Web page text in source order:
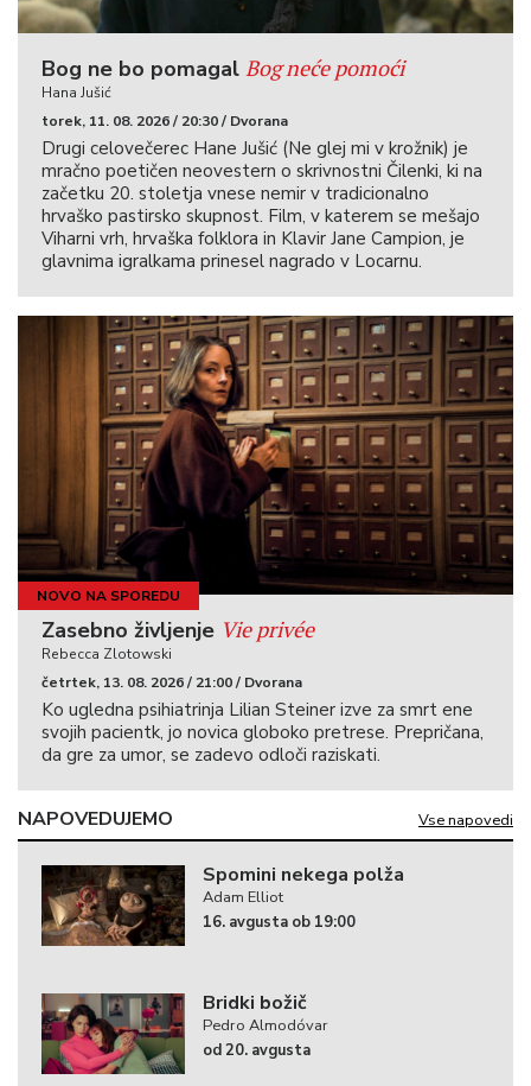
Bog ne bo pomagal Bog neće pomoći
Hana Jušić
torek, 11. 08. 2026 / 20:30 / Dvorana
Drugi celovečerec Hane Jušić (Ne glej mi v krožnik) je
mračno poetičen neovestern o skrivnostni Čilenki, ki na
začetku 20. stoletja vnese nemir v tradicionalno
hrvaško pastirsko skupnost. Film, v katerem se mešajo
Viharni vrh, hrvaška folklora in Klavir Jane Campion, je
glavnima igralkama prinesel nagrado v Locarnu.
NOVO NA SPOREDU
Zasebno življenje Vie privée
Rebecca Zlotowski
četrtek, 13. 08. 2026 / 21:00 / Dvorana
Ko ugledna psihiatrinja Lilian Steiner izve za smrt ene
svojih pacientk, jo novica globoko pretrese. Prepričana,
da gre za umor, se zadevo odloči raziskati.
Vse napovedi
NAPOVEDUJEMO
Spomini nekega polža
Adam Elliot
16. avgusta ob 19:00
Bridki božič
Pedro Almodóvar
od 20. avgusta